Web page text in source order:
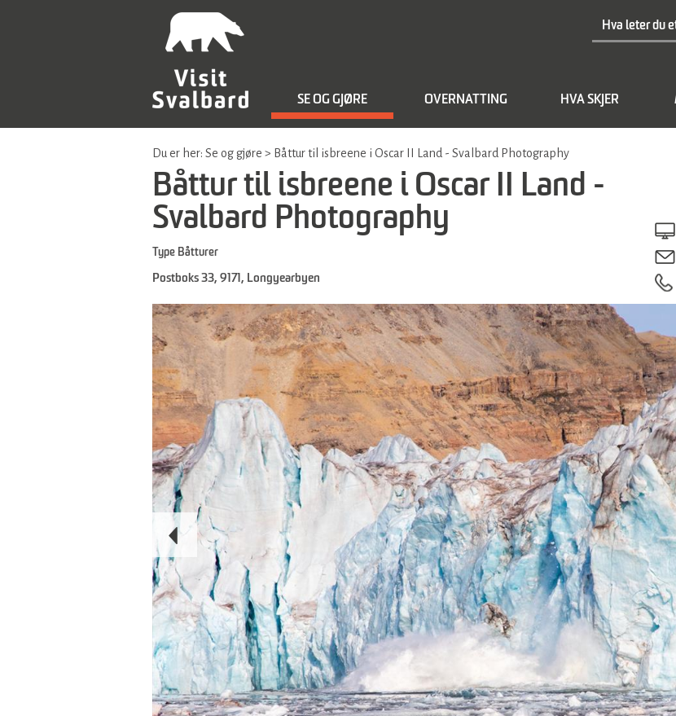
SE OG GJØRE OVERNATTING HVA SKJER
Du er her: Se og gjøre > Båttur til isbreene i Oscar II Land - Svalbard Photography
Båttur til isbreene i Oscar II Land -
Svalbard Photography
Type Båtturer
Postboks 33, 9171 , Longyearbyen